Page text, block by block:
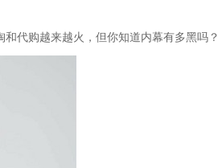
代购越来越火，但你知道内幕有多黑吗？